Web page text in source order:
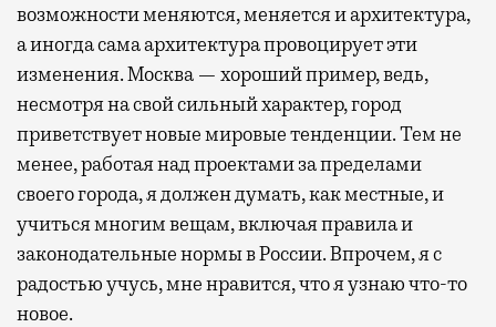
возможности меняются, меняется и архитектура,
а иногда сама архитектура провоцирует эти
изменения. Москва — хороший пример, ведь,
несмотря на свой сильный характер, город
приветствует новые мировые тенденции. Тем не
менее, работая над проектами за пределами
своего города, я должен думать, как местные, и
учиться многим вещам, включая правила и
законодательные нормы в России. Впрочем, я с
радостью учусь, мне нравится, что я узнаю что-то
новое.